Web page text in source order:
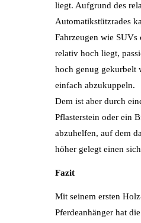
liegt. Aufgrund des
Automatikstützrades
Fahrzeugen wie SUVs
relativ hoch liegt,
hoch genug gekurbelt
einfach abzukuppeln.
Dem ist aber durch
Pflasterstein oder ein
abzuhelfen, auf dem
höher gelegt einen
Fazit
Mit seinem ersten
Pferdeanhänger hat